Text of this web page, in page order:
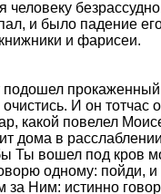
и было падение
и фарисеи.
прокаженный
И он
какой повелел
в
Ты вошел под кров
одному: пойди, и
за Ним: истинно